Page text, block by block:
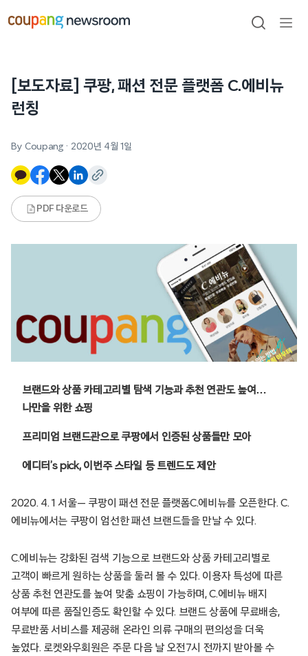
건너뛰기
검색
[보도자료] 쿠팡, 패션 전문 플랫폼 C.에비뉴
런칭
By Coupang · 2020년 4월 1일
PDF 다운로드
브랜드와 상품 카테고리별 탐색 기능과 추천 연관도 높여…
나만을 위한 쇼핑
프리미엄 브랜드관으로 쿠팡에서 인증된 상품들만 모아
에디터’s pick, 이번주 스타일 등 트렌드도 제안
2020. 4. 1 서울— 쿠팡이 패션 전문 플랫폼C.에비뉴를 오픈한다. C.
에비뉴에서는 쿠팡이 엄선한 패션 브랜드들을 만날 수 있다.
C.에비뉴는 강화된 검색 기능으로 브랜드와 상품 카테고리별로
고객이 빠르게 원하는 상품을 둘러 볼 수 있다. 이용자 특성에 따른
상품 추천 연관도를 높여 맞춤 쇼핑이 가능하며, C.에비뉴 배지
여부에 따른 품질인증도 확인할 수 있다. 브랜드 상품에 무료배송,
무료반품 서비스를 제공해 온라인 의류 구매의 편의성을 더욱
높였다. 로켓와우회원은 주문 다음 날 오전7시 전까지 받아볼 수